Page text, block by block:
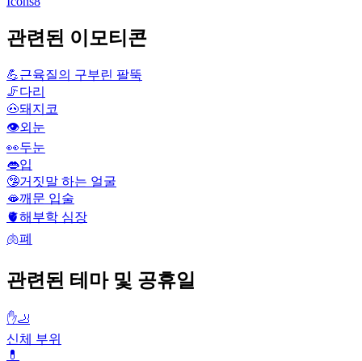
관련된 이모티콘
💪근육질의 구부린 팔뚝
🦵다리
🐽돼지코
👁️외눈
👀두눈
👄입
🤥거짓말 하는 얼굴
🫦깨문 입술
🫀해부학 심장
🫁폐
관련된 테마 및 공휴일
✋🦶
신체 부위
💊